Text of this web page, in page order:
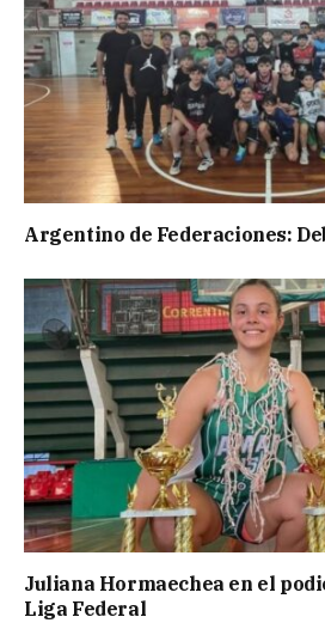
Argentino de Federaciones:
Juliana Hormaechea en el
Liga Federal